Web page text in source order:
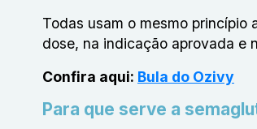
Todas usam o mesmo princípio
dose, na indicação aprovada e
Confira aqui: Bula do Ozivy
Para que serve a